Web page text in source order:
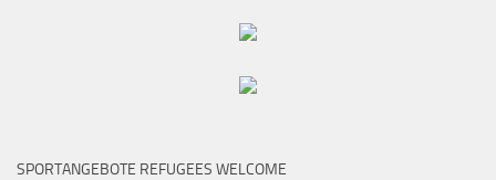
SPORTANGEBOTE REFUGEES WELCOME